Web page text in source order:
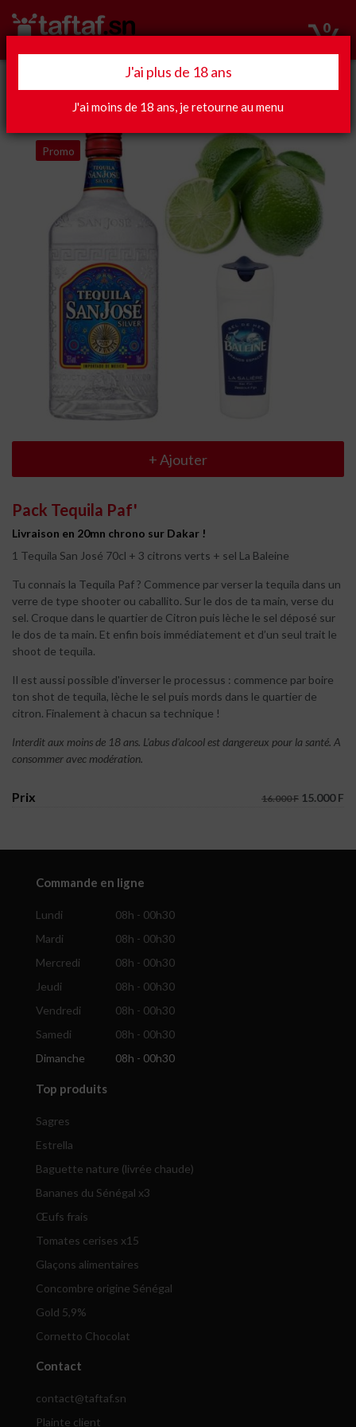
J'ai plus de 18 ans
J'ai moins de 18 ans, je retourne au menu
0
Apéro
Promo
+Ajouter
Pack Tequila Paf'
Livraison en 20mn chrono sur Dakar !
1 Tequila San José 70cl + 3 citrons verts + sel La Baleine
Tu connais la Tequila Paf ? Commence par verser la tequila dans un
verre de type shooter ou caballito. Sur le dos de ta main, verse du
sel. Croque dans le quartier de Citron puis lèche le sel déposé sur
le dos de ta main. Et enfin bois immédiatement et d’un seul trait le
shoot de tequila.
Il est aussi possible d'inverser le processus : commence par boire
ton shot de tequila, lèche le sel puis mords dans le quartier de
citron. Finalement à chacun sa technique !
Interdit aux moins de 18 ans. L'abus d'alcool est dangereux pour la santé. A
consommer avec modération.
Prix 16.000 F 15.000 F
Commande en ligne
Lundi
08h - 00h30
Mardi
08h - 00h30
Mercredi
08h - 00h30
Jeudi
08h - 00h30
Vendredi
08h - 00h30
Samedi
08h - 00h30
Dimanche
08h - 00h30
Top produits
Sagres
Estrella
Baguette nature (livrée chaude)
Bananes du Sénégal x3
Œufs frais
Tomates cerises x15
Glaçons alimentaires
Concombre origine Sénégal
Gold 5,9%
Cornetto Chocolat
Contact
contact@taftaf.sn
Plainte client